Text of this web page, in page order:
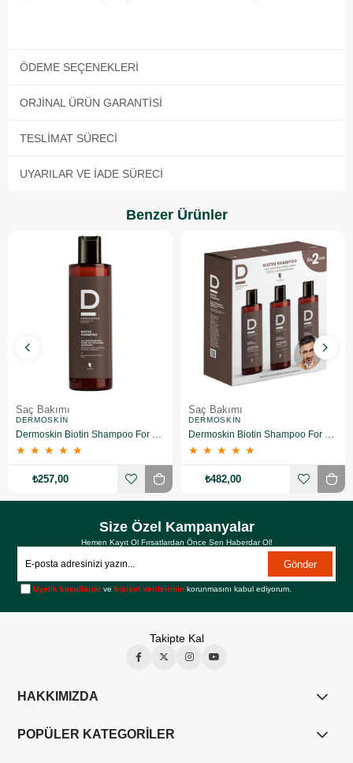
ÖDEME SEÇENEKLERI
ORJINAL ÜRÜN GARANTISI
TESLIMAT SÜRECI
UYARILAR VE İADE SÜRECI
Benzer Ürünler
Saç Bakımı
DERMOSKIN
Dermoskin Biotin Shampoo For Men 200ml
★ ★ ★ ★ ★
₺257,00
Saç Bakımı
DERMOSKIN
Dermoskin Biotin Shampoo For Men 200ml 3 Al 2 Öde
★ ★ ★ ★ ★
₺482,00
Size Özel Kampanyalar
Hemen Kayıt Ol Fırsatlardan Önce Sen Haberdar Ol!
Gönder
Üyelik koşullarını vekişisel verilerimin korunmasını kabul ediyorum.
Takipte Kal
HAKKIMIZDA
POPÜLER KATEGORİLER